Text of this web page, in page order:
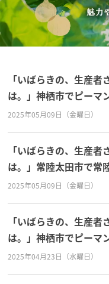
「いばらきの、生産者
は。」神栖市でピーマ
る生産者、JAなめがた
2025年05月09日（金曜日）
「いばらきの、生産者
は。」常陸太田市で常
の黒毛和牛を飼育して
2025年05月09日（金曜日）
「いばらきの、生産者
は。」神栖市でピーマ
る、JAなめがたしおさ
2025年04月23日（水曜日）